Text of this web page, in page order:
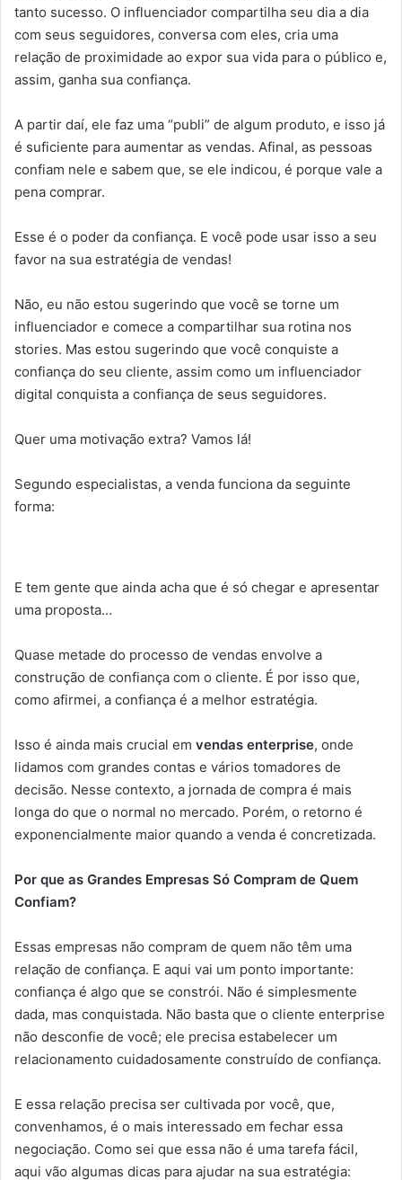
tanto sucesso. O influenciador compartilha seu dia a dia
com seus seguidores, conversa com eles, cria uma
relação de proximidade ao expor sua vida para o público e,
assim, ganha sua confiança.
A partir daí, ele faz uma “publi” de algum produto, e isso já
é suficiente para aumentar as vendas. Afinal, as pessoas
confiam nele e sabem que, se ele indicou, é porque vale a
pena comprar.
Esse é o poder da confiança. E você pode usar isso a seu
favor na sua estratégia de vendas!
Não, eu não estou sugerindo que você se torne um
influenciador e comece a compartilhar sua rotina nos
stories. Mas estou sugerindo que você conquiste a
confiança do seu cliente, assim como um influenciador
digital conquista a confiança de seus seguidores.
Quer uma motivação extra? Vamos lá!
Segundo especialistas, a venda funciona da seguinte
forma:
E tem gente que ainda acha que é só chegar e apresentar
uma proposta…
Quase metade do processo de vendas envolve a
construção de confiança com o cliente. É por isso que,
como afirmei, a confiança é a melhor estratégia.
Isso é ainda mais crucial em vendas enterprise, onde
lidamos com grandes contas e vários tomadores de
decisão. Nesse contexto, a jornada de compra é mais
longa do que o normal no mercado. Porém, o retorno é
exponencialmente maior quando a venda é concretizada.
Por que as Grandes Empresas Só Compram de Quem
Confiam?
Essas empresas não compram de quem não têm uma
relação de confiança. E aqui vai um ponto importante:
confiança é algo que se constrói. Não é simplesmente
dada, mas conquistada. Não basta que o cliente enterprise
não desconfie de você; ele precisa estabelecer um
relacionamento cuidadosamente construído de confiança.
E essa relação precisa ser cultivada por você, que,
convenhamos, é o mais interessado em fechar essa
negociação. Como sei que essa não é uma tarefa fácil,
aqui vão algumas dicas para ajudar na sua estratégia: